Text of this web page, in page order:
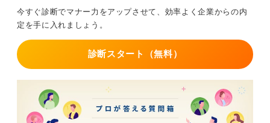
服装に迷う場合はスーツが無難ですし、限られた時間を
最大限に有効活用するため、事前に質問リストを送付す
るなどの準備をしておくと、熱意も伝わり、より有意義
な時間にできるでしょう。
今すぐ診断でマナー力をアップさせて、効率よく企業からの内
定を手に入れましょう。
診断スタート（無料）